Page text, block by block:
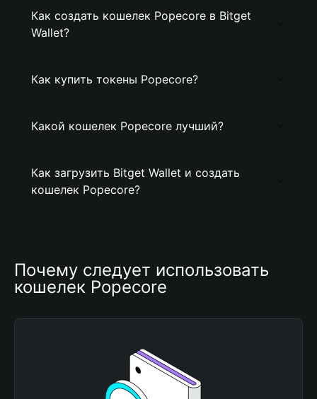
Как создать кошелек Popecore в Bitget
Wallet?
Как купить токены Popecore?
Какой кошелек Popecore лучший?
Как загрузить Bitget Wallet и создать
кошелек Popecore?
Почему следует использовать
кошелек Popecore